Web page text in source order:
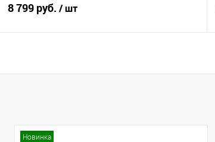
8 799 руб. / шт
Новинка